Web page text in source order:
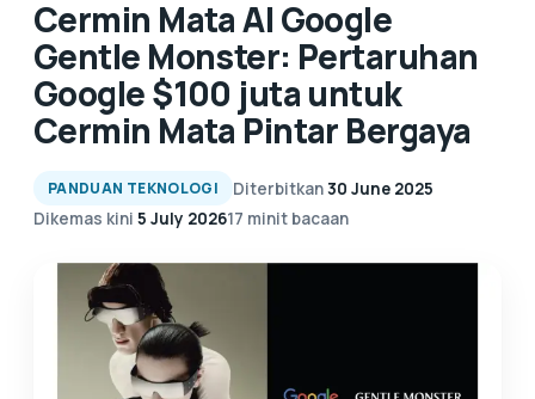
Cermin Mata AI Google
Gentle Monster: Pertaruhan
Google $100 juta untuk
Cermin Mata Pintar Bergaya
PANDUAN TEKNOLOGI Diterbitkan30 June 2025
Dikemas kini 5 July 202617 minit bacaan